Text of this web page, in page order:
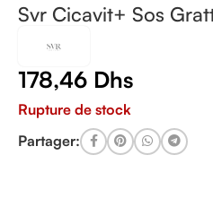
Svr Cicavit+ Sos
178,46 Dhs
Rupture de stock
Partager: